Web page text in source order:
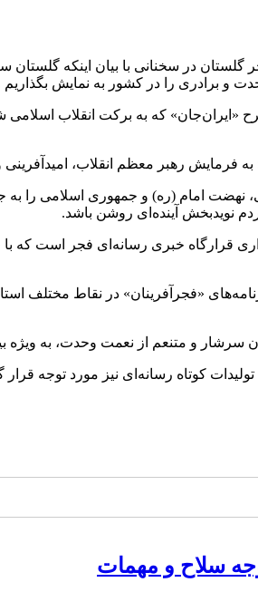
در سخنانی با بیان اینکه
را در کشور به نمایش بگذاریم و
«ایران‌جان» که به برکت انقلاب
رهبر معظم انقلاب، امیدآفرینی و
امام (ره) و جمهوری اسلامی را به
نویدبخش آینده‌ای روشن باشد.
قرارگاه خبری رسانه‌ای فجر است که
«فجرآفرینان» در نقاط مختلف
سرشار و متنعم از نعمت وحدت، به ویژه
کوتاه رسانه‌ای نیز مورد توجه
سلاح و مهمات